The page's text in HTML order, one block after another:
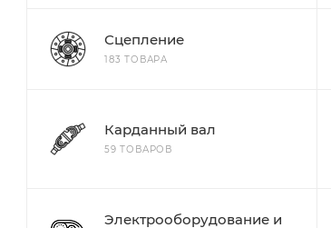
Сцепление
183 ТОВАРА
Карданный вал
59 ТОВАРОВ
Электрооборудование и